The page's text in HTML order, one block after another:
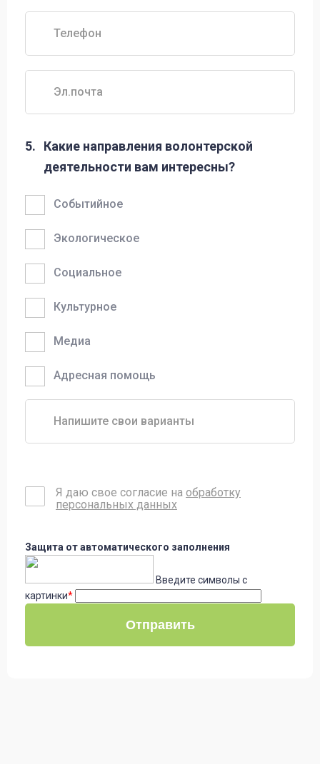
Телефон
Эл.почта
5.
Какие направления волонтерской
деятельности вам интересны?
Событийное
Экологическое
Социальное
Культурное
Медиа
Адресная помощь
Напишите свои варианты
Я даю свое согласие на обработку
персональных данных
Защита от автоматического заполнения
Введите символы с
картинки*